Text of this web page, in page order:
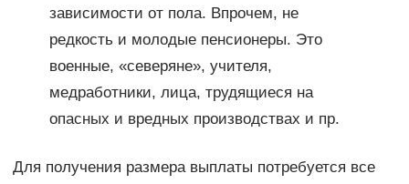
зависимости от пола. Впрочем, не
редкость и молодые пенсионеры. Это
военные, «северяне», учителя,
медработники, лица, трудящиеся на
опасных и вредных производствах и пр.
Для получения размера выплаты потребуется все